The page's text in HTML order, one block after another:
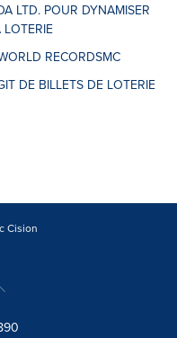
LTD. POUR DYNAMISER
RECORDSMC
DE BILLETS DE LOTERIE
Cision